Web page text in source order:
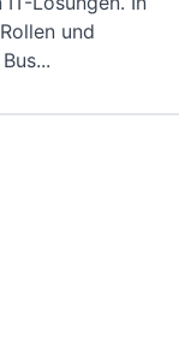
und
...